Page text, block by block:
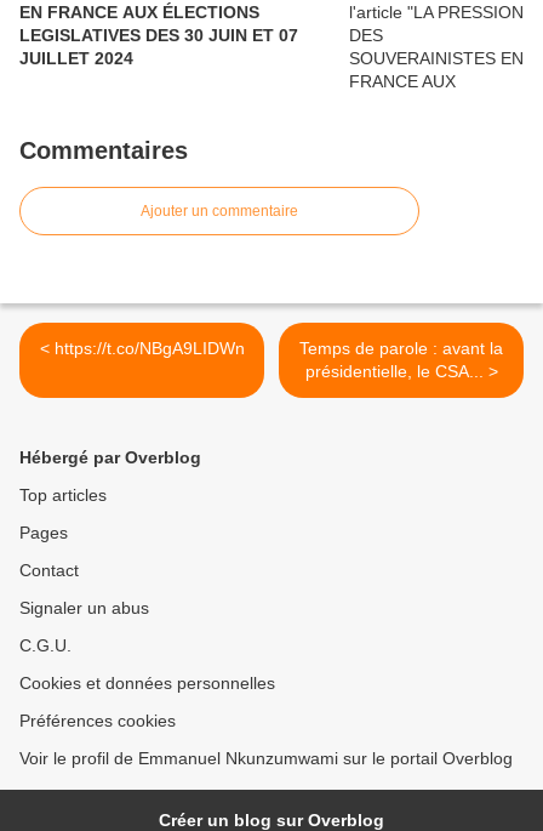
EN FRANCE AUX ÉLECTIONS
LEGISLATIVES DES 30 JUIN ET 07
JUILLET 2024
Commentaires
Ajouter un commentaire
< https://t.co/NBgA9LIDWn
Temps de parole : avant la
présidentielle, le CSA... >
Hébergé par Overblog
Top articles
Pages
Contact
Signaler un abus
C.G.U.
Cookies et données personnelles
Préférences cookies
Voir le profil de Emmanuel Nkunzumwami sur le portail Overblog
Créer un blog sur Overblog